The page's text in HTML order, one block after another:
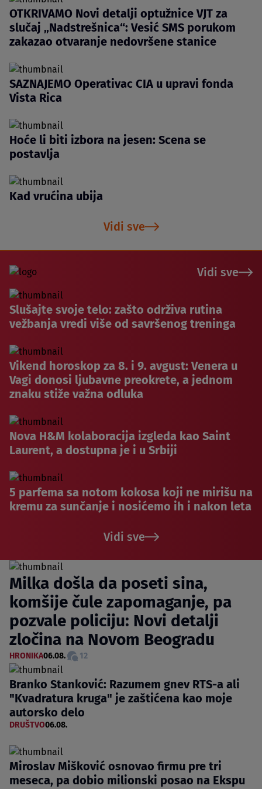
OTKRIVAMO Novi detalji optužnice VJT za
slučaj „Nadstrešnica“: Vesić SMS porukom
zakazao otvaranje nedovršene stanice
SAZNAJEMO Operativac CIA u upravi fonda
Vista Rica
Hoće li biti izbora na jesen: Scena se
postavlja
Kad vrućina ubija
Vidi sve
Vidi sve
Slušajte svoje telo: zašto održiva rutina
vežbanja vredi više od savršenog treninga
Vikend horoskop za 8. i 9. avgust: Venera u
Vagi donosi ljubavne preokrete, a jednom
znaku stiže važna odluka
Nova H&M kolaboracija izgleda kao Saint
Laurent, a dostupna je i u Srbiji
5 parfema sa notom kokosa koji ne mirišu na
kremu za sunčanje i nosićemo ih i nakon leta
Vidi sve
Milka došla da poseti sina,
komšije čule zapomaganje, pa
pozvale policiju: Novi detalji
zločina na Novom Beogradu
HRONIKA06.08. 12
Branko Stanković: Razumem gnev RTS-a ali
"Kvadratura kruga" je zaštićena kao moje
autorsko delo
DRUŠTVO06.08.
Miroslav Mišković osnovao firmu pre tri
meseca, pa dobio milionski posao na Ekspu